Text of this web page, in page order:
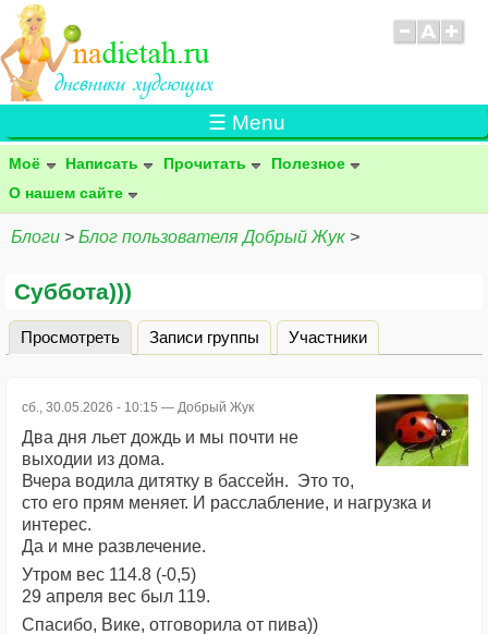
☰ Menu
Моё Написать Прочитать
Полезное
О нашем сайте
Блоги > Блог пользователя Добрый Жук >
Суббота)))
Главные вкладки
Просмотреть (активная вкладка)
Записи группы Участники
сб., 30.05.2026 - 10:15 — Добрый Жук
Два дня льет дождь и мы почти не
выходии из дома.
Вчера водила дитятку в бассейн. Это то,
сто его прям меняет. И расслабление, и нагрузка и
интерес.
Да и мне развлечение.
Утром вес 114.8 (-0,5)
29 апреля вес был 119.
Спасибо, Вике, отговорила от пива))